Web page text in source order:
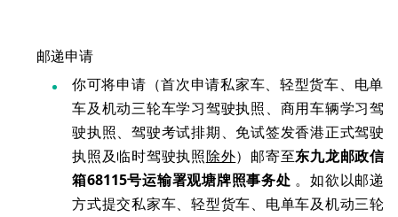
邮递申请
你可将申请（首次申请私家车、轻型货车、电单
车及机动三轮车学习驾驶执照、商用车辆学习驾
驶执照、驾驶考试排期、免试签发香港正式驾驶
执照及临时驾驶执照除外）邮寄至东九龙邮政信
箱68115号运输署观塘牌照事务处 。如欲以邮递
方式提交私家车、轻型货车、电单车及机动三轮